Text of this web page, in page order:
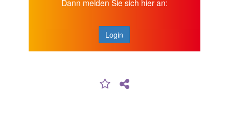
Dann melden Sie sich hier an:
Login